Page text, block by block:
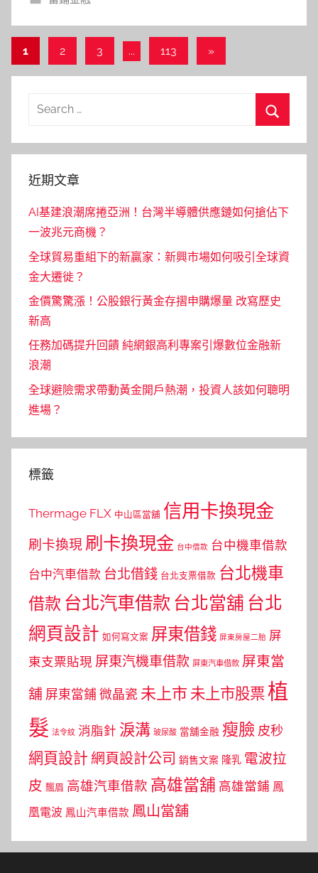
文
章
1 2 3 ... 113
Next
»
Search
近期文章
AI基建浪潮席捲亞洲！台灣半導體供應鏈如何搶佔下
一波兆元商機？
全球貿易重組下的新贏家：新興市場如何吸引全球資
金大遷徙？
金價驚驚漲！公股銀行黃金存摺申購爆量 改寫歷史
新高
任務加碼提升回饋 純網銀高利專案引爆數位金融新
浪潮
全球避險需求帶動黃金開戶熱潮，投資人該如何聰明
進場？
標籤
Thermage FLX 中山區當舖 信用卡換現金
刷卡換現 刷卡換現金 台中借款 台中機車借款
台中汽車借款 台北借錢 台北支票借款 台北機車
借款 台北汽車借款 台北當舖 台北
網頁設計 如何寫文案 屏東借錢 屏東房屋二胎 屏
東支票貼現 屏東汽機車借款 屏東汽車借款 屏東當
舖 屏東當鋪 微晶瓷 未上市 未上市股票植
髮 法令紋 消脂針 淚溝 玻尿酸 當舖金融 瘦臉 皮秒
網頁設計 網頁設計公司 銷售文案 隆乳 電波拉
皮 飄眉 高雄汽車借款 高雄當舖 高雄當鋪 鳳
凰電波 鳳山汽車借款 鳳山當舖